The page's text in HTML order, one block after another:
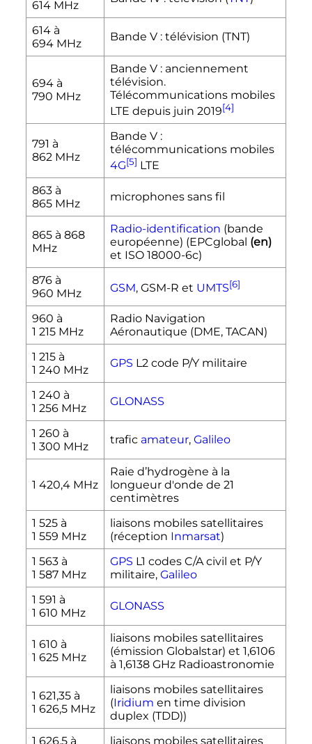
614 MHz
614 à
694 MHz
Bande V : télévision (TNT)
694 à
790 MHz
Bande V : anciennement
télévision.
Télécommunications mobiles
LTE depuis juin 2019[4]
791 à
862 MHz
Bande V :
télécommunications mobiles
4G[5] LTE
863 à
865 MHz
microphones sans fil
865 à 868
MHz
Radio-identification (bande
européenne) (EPCglobal (en)
et ISO 18000-6c)
876 à
960 MHz GSM, GSM-R et UMTS[6]
960 à
1 215 MHz
Radio Navigation
Aéronautique (DME, TACAN)
1 215 à
1 240 MHz
GPS L2 code P/Y militaire
1 240 à
1 256 MHz
GLONASS
1 260 à
1 300 MHz
trafic amateur, Galileo
1 420,4 MHz
Raie d’hydrogène à la
longueur d'onde de 21
centimètres
1 525 à
1 559 MHz
liaisons mobiles satellitaires
(réception Inmarsat)
1 563 à
1 587 MHz
GPS L1 codes C/A civil et P/Y
militaire, Galileo
1 591 à
1 610 MHz
GLONASS
1 610 à
1 625 MHz
liaisons mobiles satellitaires
(émission Globalstar) et 1,6106
à 1,6138 GHz Radioastronomie
1 621,35 à
1 626,5 MHz
liaisons mobiles satellitaires
(Iridium en time division
duplex (TDD))
1 626,5 à
liaisons mobiles satellitaires